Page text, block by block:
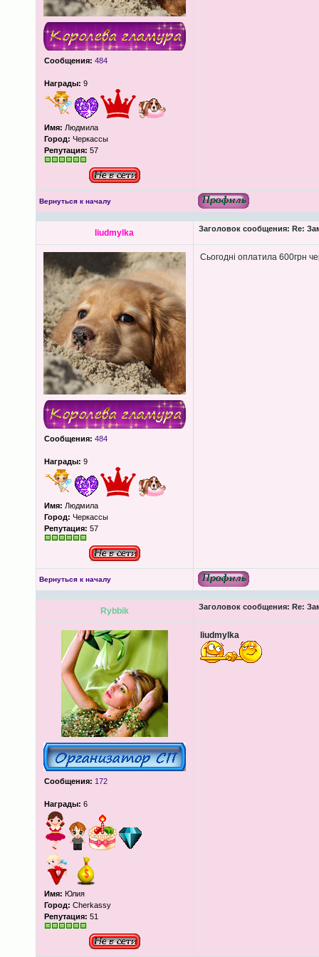
Сообщения: 484
Награды: 9
Имя: Людмила
Город: Черкассы
Репутация: 57
Вернуться к началу
liudmylka Заголовок сообщения: Re:
Сообщения: 484
Награды: 9
Имя: Людмила
Город: Черкассы
Репутация: 57
Сьогодні оплатила 600грн
Вернуться к началу
Rybbik Заголовок сообщения: Re:
Сообщения: 172
Награды: 6
Имя: Юлия
Город: Cherkassy
Репутация: 51
liudmylka